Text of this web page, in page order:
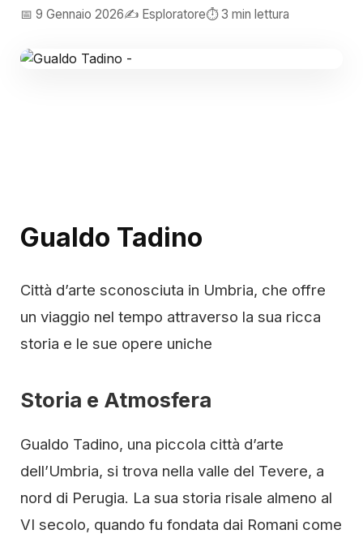
📅 9 Gennaio 2026✍️ Esploratore⏱️ 3 min lettura
Gualdo Tadino
Città d’arte sconosciuta in Umbria, che offre
un viaggio nel tempo attraverso la sua ricca
storia e le sue opere uniche
Storia e Atmosfera
Gualdo Tadino, una piccola città d’arte
dell’Umbria, si trova nella valle del Tevere, a
nord di Perugia. La sua storia risale almeno al
VI secolo, quando fu fondata dai Romani come